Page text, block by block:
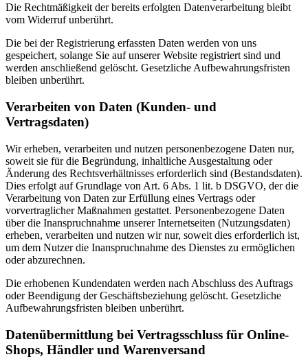
Die Rechtmäßigkeit der bereits erfolgten Datenverarbeitung bleibt
vom Widerruf unberührt.
Die bei der Registrierung erfassten Daten werden von uns
gespeichert, solange Sie auf unserer Website registriert sind und
werden anschließend gelöscht. Gesetzliche Aufbewahrungsfristen
bleiben unberührt.
Verarbeiten von Daten (Kunden- und
Vertragsdaten)
Wir erheben, verarbeiten und nutzen personenbezogene Daten nur,
soweit sie für die Begründung, inhaltliche Ausgestaltung oder
Änderung des Rechtsverhältnisses erforderlich sind (Bestandsdaten).
Dies erfolgt auf Grundlage von Art. 6 Abs. 1 lit. b DSGVO, der die
Verarbeitung von Daten zur Erfüllung eines Vertrags oder
vorvertraglicher Maßnahmen gestattet. Personenbezogene Daten
über die Inanspruchnahme unserer Internetseiten (Nutzungsdaten)
erheben, verarbeiten und nutzen wir nur, soweit dies erforderlich ist,
um dem Nutzer die Inanspruchnahme des Dienstes zu ermöglichen
oder abzurechnen.
Die erhobenen Kundendaten werden nach Abschluss des Auftrags
oder Beendigung der Geschäftsbeziehung gelöscht. Gesetzliche
Aufbewahrungsfristen bleiben unberührt.
Datenübermittlung bei Vertragsschluss für Online-
Shops, Händler und Warenversand